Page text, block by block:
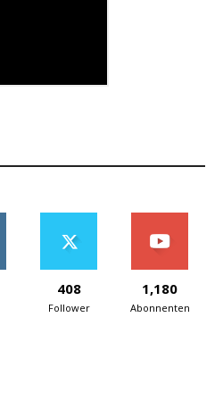
408
Follower
1,180
Abonnenten